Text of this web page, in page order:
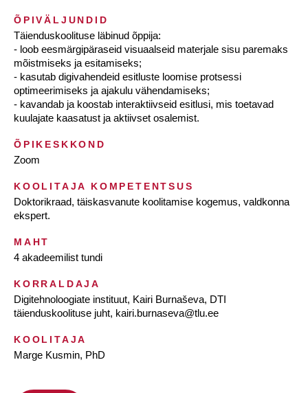
ÕPIVÄLJUNDID
Täienduskoolituse läbinud õppija:
- loob eesmärgipäraseid visuaalseid materjale sisu paremaks
mõistmiseks ja esitamiseks;
- kasutab digivahendeid esitluste loomise protsessi
optimeerimiseks ja ajakulu vähendamiseks;
- kavandab ja koostab interaktiivseid esitlusi, mis toetavad
kuulajate kaasatust ja aktiivset osalemist.
ÕPIKESKKOND
Zoom
KOOLITAJA KOMPETENTSUS
Doktorikraad, täiskasvanute koolitamise kogemus, valdkonna
ekspert.
MAHT
4 akadeemilist tundi
KORRALDAJA
Digitehnoloogiate instituut, Kairi Burnaševa, DTI
täienduskoolituse juht, kairi.burnaseva@tlu.ee
KOOLITAJA
Marge Kusmin, PhD